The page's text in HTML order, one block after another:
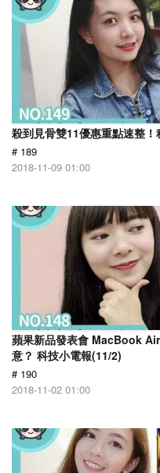
殺到見骨雙11優惠重點速整
# 189
2018-11-09 01:00
蘋果新品發表會 MacBook
意？ 科技小電報(11/2)
# 190
2018-11-02 01:00